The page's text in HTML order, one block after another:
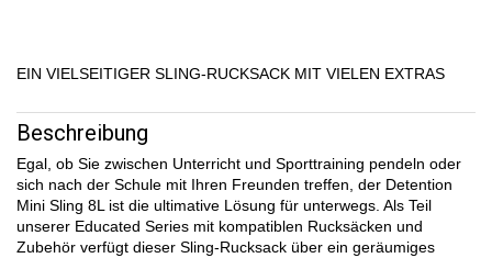
EIN VIELSEITIGER SLING-RUCKSACK MIT VIELEN EXTRAS
Beschreibung
Egal, ob Sie zwischen Unterricht und Sporttraining pendeln oder
sich nach der Schule mit Ihren Freunden treffen, der Detention
Mini Sling 8L ist die ultimative Lösung für unterwegs. Als Teil
unserer Educated Series mit kompatiblen Rucksäcken und
Zubehör verfügt dieser Sling-Rucksack über ein geräumiges